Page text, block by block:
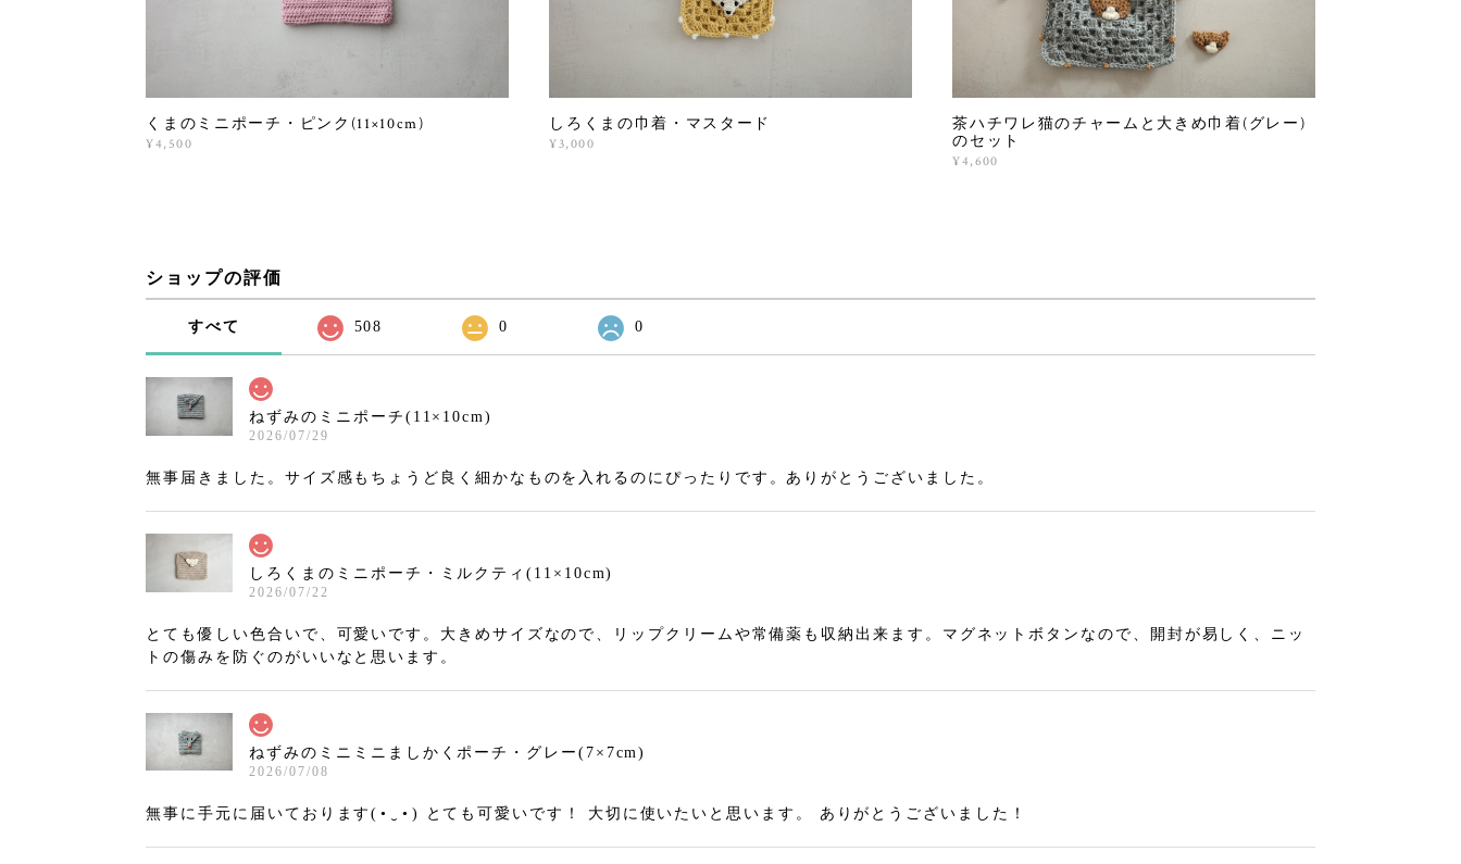
くまのミニポーチ・ピンク(11×10cm)
¥4,500
しろくまの巾着・マスタード
¥3,000
茶ハチワレ猫のチャームと大きめ巾着(グレー)
のセット
¥4,600
ショップの評価
すべて 508 0 0
ねずみのミニポーチ(11×10cm)
2026/07/29
無事届きました。サイズ感もちょうど良く細かなものを入れるのにぴったりです。ありがとうございました。
しろくまのミニポーチ・ミルクティ(11×10cm)
2026/07/22
とても優しい色合いで、可愛いです。大きめサイズなので、リップクリームや常備薬も収納出来ます。マグネットボタンなので、開封が易しく、ニッ
トの傷みを防ぐのがいいなと思います。
ねずみのミニミニましかくポーチ・グレー(7×7cm)
2026/07/08
無事に手元に届いております(⁠•⁠‿⁠•⁠) とても可愛いです！ 大切に使いたいと思います。 ありがとうございました！